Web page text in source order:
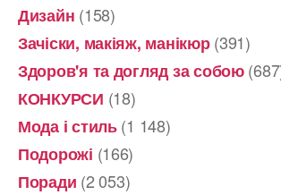
Дизайн (158)
Зачіски, макіяж, манікюр(391)
Здоров'я та догляд за собою
КОНКУРСИ (18)
Мода і стиль(1 148)
Подорожі (166)
Поради (2 053)